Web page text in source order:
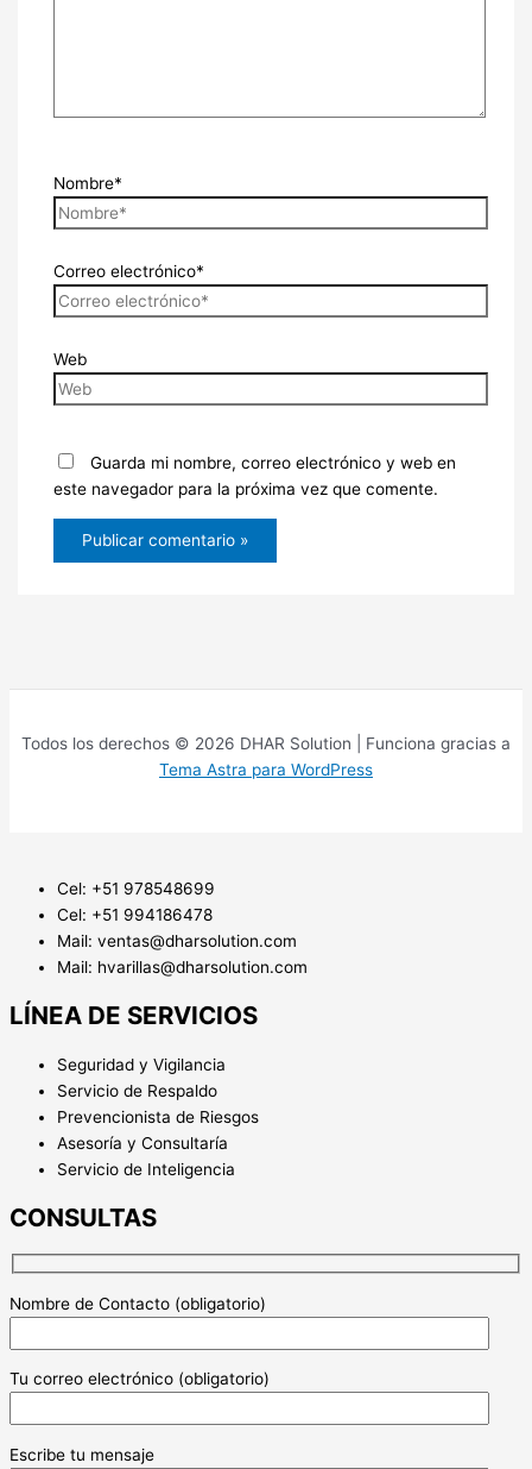
Nombre*
Correo electrónico*
Web
Guarda mi nombre, correo electrónico y web en
este navegador para la próxima vez que comente.
Todos los derechos © 2026 DHAR Solution | Funciona gracias a
Tema Astra para WordPress
Cel: +51 978548699
Cel: +51 994186478
Mail: ventas@dharsolution.com
Mail: hvarillas@dharsolution.com
LÍNEA DE SERVICIOS
Seguridad y Vigilancia
Servicio de Respaldo
Prevencionista de Riesgos
Asesoría y Consultaría
Servicio de Inteligencia
CONSULTAS
Nombre de Contacto (obligatorio)
Tu correo electrónico (obligatorio)
Escribe tu mensaje